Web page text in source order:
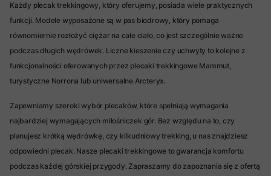
Każdy plecak trekkingowy, który oferujemy, posiada wiele praktycznych
funkcji. Modele wyposażone są w pas biodrowy, który pomaga
równomiernie rozłożyć ciężar na całe ciało, co jest szczególnie ważne
podczas długich wędrówek. Liczne kieszenie czy uchwyty to kolejne z
funkcjonalności oferowanych przez plecaki trekkingowe Mammut,
turystyczne Norrona lub uniwersalne Arcteryx.
Zapewniamy szeroki wybór plecaków, które spełniają wymagania
najbardziej wymagających miłośniczek gór. Bez względu na to, czy
planujesz krótką wędrówkę, czy kilkudniowy trekking, u nas znajdziesz
odpowiedni plecak. Nasze plecaki trekkingowe to gwarancja komfortu
podczas każdej górskiej przygody. Zapraszamy do zapoznania się z ofertą